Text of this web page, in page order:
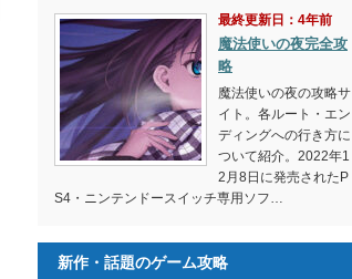
最終更新日：4年前
魔法使いの夜完全攻
略
魔法使いの夜の攻略サ
イト。各ルート・エン
ディングへの行き方に
ついて紹介。2022年1
2月8日に発売されたP
S4・ニンテンドースイッチ専用ソフ…
新作・話題のゲーム攻略